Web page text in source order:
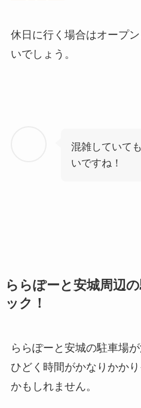
休日に行く場合はオープ
いでしょう。
混雑していて
いですね！
ららぽーと安城周辺
ック！
ららぽーと安城の駐車場
ひどく時間がかなりかか
かもしれません。